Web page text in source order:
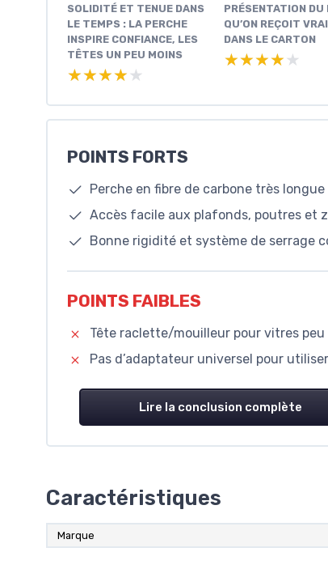
SOLIDITÉ ET TENUE DANS
LE TEMPS : LA PERCHE
INSPIRE CONFIANCE, LES
TÊTES UN PEU MOINS
★★★★★
★★★★★
PRÉSENTATION DU
QU’ON REÇOIT
DANS LE CARTON
★★★★★
★★★★★
POINTS FORTS
Perche en fibre de carbone très
Accès facile aux plafonds, poutres et
Bonne rigidité et système de serrage
POINTS FAIBLES
Tête raclette/mouilleur pour vitres
Pas d’adaptateur universel pour
Lire la conclusion complète
Caractéristiques
Marque